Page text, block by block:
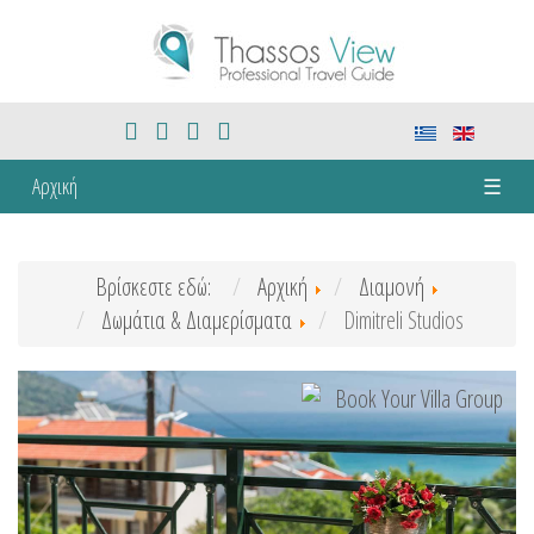
Αρχική ☰
Βρίσκεστε εδώ: Αρχική
Διαμονή
Δωμάτια & Διαμερίσματα
Dimitreli Studios